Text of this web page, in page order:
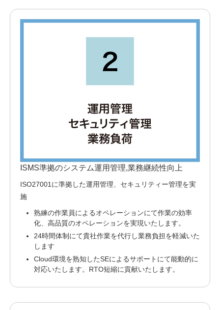
ISMS準拠のシステム運用管理,業務継続性向上
ISO27001に準拠した運用管理、セキュリティー管理を実
施
熟練の作業員によるオペレーションにて作業の効率
化、高品質のオペレーションを実現いたします。
24時間体制にて貴社作業を代行し業務負担を軽減いた
します
Cloud環境を熟知したSEによるサポートにて能動的に
対応いたします。RTO短縮に貢献いたします。